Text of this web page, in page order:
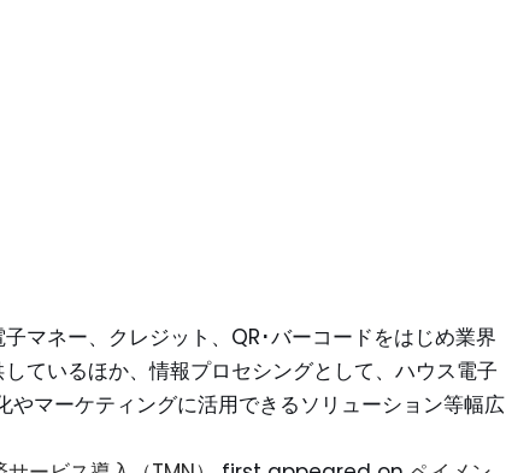
マネー、クレジット、QR･バーコードをはじめ業界
ているほか、情報プロセシングとして、ハウス電子
マーケティングに活用できるソリューション等幅広